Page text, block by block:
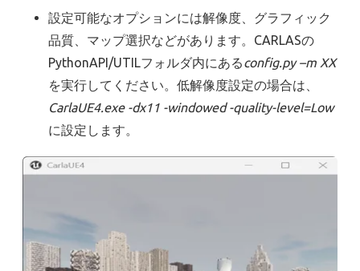
設定可能なオプションには解像度、グラフィック
品質、マップ選択などがあります。CARLASの
PythonAPI/UTILフォルダ内にあるconfig.py –m XX
を実行してください。低解像度設定の場合は、
CarlaUE4.exe -dx11 -windowed -quality-level=Low
に設定します。